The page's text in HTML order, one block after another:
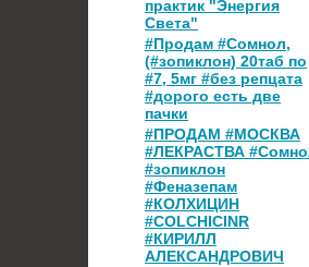
практик "Энергия
Света"
#Продам #Сомнол,
(#зопиклон) 20таб по
#7, 5мг #без репцата
#дорого есть две
пачки
#ПРОДАМ #МОСКВА
#ЛЕКРАСТВА
#зопиклон
#Феназепам
#КОЛХИЦИН
#COLCHICINR
#КИРИЛЛ
АЛЕКСАНДРОВИЧ